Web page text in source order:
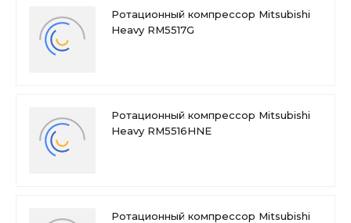
Ротационный компрессор Mitsubishi
Heavy RM5517G
Ротационный компрессор Mitsubishi
Heavy RM5516HNE
Ротационный компрессор Mitsubishi